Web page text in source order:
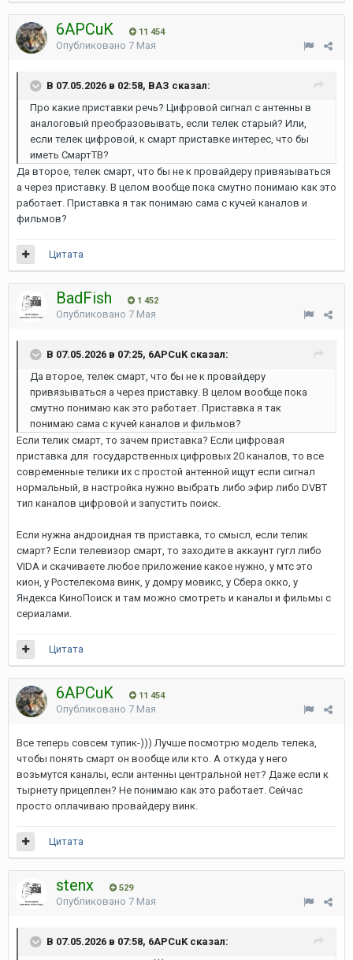
6APCuK 11 454
Опубликовано 7 Мая
В 07.05.2026 в 02:58, ВАЗ сказал:
Про какие приставки речь? Цифровой сигнал с антенны в
аналоговый преобразовывать, если телек старый? Или,
если телек цифровой, к смарт приставке интерес, что бы
иметь СмартТВ?
Да второе, телек смарт, что бы не к провайдеру привязываться
а через приставку. В целом вообще пока смутно понимаю как это
работает. Приставка я так понимаю сама с кучей каналов и
фильмов?
Цитата
BadFish 1 452
Опубликовано 7 Мая
В 07.05.2026 в 07:25, 6APCuK сказал:
Да второе, телек смарт, что бы не к провайдеру
привязываться а через приставку. В целом вообще пока
смутно понимаю как это работает. Приставка я так
понимаю сама с кучей каналов и фильмов?
Если телик смарт, то зачем приставка? Если цифровая
приставка для государственных цифровых 20 каналов, то все
современные телики их с простой антенной ищут если сигнал
нормальный, в настройка нужно выбрать либо эфир либо DVBT
тип каналов цифровой и запустить поиск.
Если нужна андроидная тв приставка, то смысл, если телик
смарт? Если телевизор смарт, то заходите в аккаунт гугл либо
VIDA и скачиваете любое приложение какое нужно, у мтс это
кион, у Ростелекома винк, у домру мовикс, у Сбера окко, у
Яндекса КиноПоиск и там можно смотреть и каналы и фильмы с
сериалами.
Цитата
6APCuK 11 454
Опубликовано 7 Мая
Все теперь совсем тупик-))) Лучше посмотрю модель телека,
чтобы понять смарт он вообще или кто. А откуда у него
возьмутся каналы, если антенны центральной нет? Даже если к
тырнету прицеплен? Не понимаю как это работает. Сейчас
просто оплачиваю провайдеру винк.
Цитата
stenx 529
Опубликовано 7 Мая
В 07.05.2026 в 07:58, 6APCuK сказал: